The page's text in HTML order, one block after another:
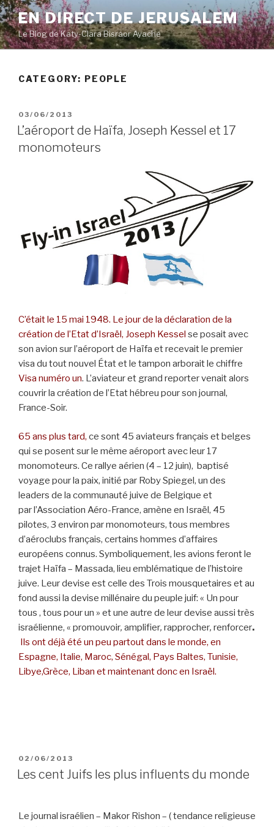
Skip
to
content
EN DIRECT DE JERUSALEM
Le Blog de Katy-Clara Bisraor Ayache
CATEGORY: PEOPLE
POSTED
ON
03/06/2013
L’aéroport de Haïfa, Joseph Kessel et 17
monomoteurs
C’était le 15 mai 1948. Le jour de la déclaration de la
création de l’Etat d’Israël, Joseph Kessel se posait avec
son avion sur l’aéroport de Haïfa et recevait le premier
visa du tout nouvel État et le tampon arborait le chiffre
Visa numéro un. L’aviateur et grand reporter venait alors
couvrir la création de l’Etat hébreu pour son journal,
France-Soir.
65 ans plus tard, ce sont 45 aviateurs français et belges
qui se posent sur le même aéroport avec leur 17
monomoteurs. Ce rallye aérien (4 – 12 juin), baptisé
voyage pour la paix, initié par Roby Spiegel, un des
leaders de la communauté juive de Belgique et
par l’Association Aéro-France, amène en Israël, 45
pilotes, 3 environ par monomoteurs, tous membres
d’aéroclubs français, certains hommes d’affaires
européens connus. Symboliquement, les avions feront le
trajet Haïfa – Massada, lieu emblématique de l’histoire
juive. Leur devise est celle des Trois mousquetaires et au
fond aussi la devise millénaire du peuple juif: « Un pour
tous , tous pour un » et une autre de leur devise aussi très
israélienne, « promouvoir, amplifier, rapprocher, renforcer.
Ils ont déjà été un peu partout dans le monde, en
Espagne, Italie, Maroc, Sénégal, Pays Baltes, Tunisie,
Libye,Grèce, Liban et maintenant donc en Israël.
POSTED
ON
02/06/2013
Les cent Juifs les plus influents du monde
Le journal israélien – Makor Rishon – ( tendance religieuse